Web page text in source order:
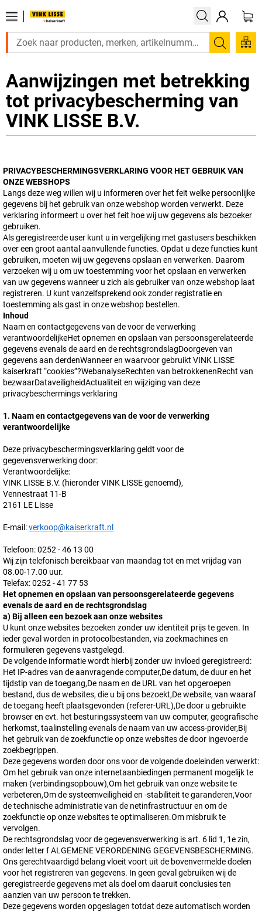
Zoeken
Aanwijzingen met betrekking
tot privacybescherming van
VINK LISSE B.V.
PRIVACYBESCHERMINGSVERKLARING VOOR HET GEBRUIK VAN
ONZE WEBSHOPS
Langs deze weg willen wij u informeren over het feit welke persoonlijke
gegevens bij het gebruik van onze webshop worden verwerkt. Deze
verklaring informeert u over het feit hoe wij uw gegevens als bezoeker
gebruiken.
Als geregistreerde user kunt u in vergelijking met gastusers beschikken
over een groot aantal aanvullende functies. Opdat u deze functies kunt
gebruiken, moeten wij uw gegevens opslaan en verwerken. Daarom
verzoeken wij u om uw toestemming voor het opslaan en verwerken
van uw gegevens wanneer u zich als gebruiker van onze webshop laat
registreren. U kunt vanzelfsprekend ook zonder registratie en
toestemming als gast in onze webshop bestellen.
Inhoud
Naam en contactgegevens van de voor de verwerking
verantwoordelijkeHet opnemen en opslaan van persoonsgerelateerde
gegevens evenals de aard en de rechtsgrondslagDoorgeven van
gegevens aan derdenWanneer en waarvoor gebruikt VINK LISSE
kaiserkraft “cookies”?WebanalyseRechten van betrokkenenRecht van
bezwaarDataveiligheidActualiteit en wijziging van deze
privacybeschermings verklaring
1. Naam en contactgegevens van de voor de verwerking
verantwoordelijke
Deze privacybeschermingsverklaring geldt voor de
gegevensverwerking door:
Verantwoordelijke:
VINK LISSE B.V. (hieronder VINK LISSE genoemd),
Vennestraat 11-B
2161 LE Lisse
E-mail:verkoop@kaiserkraft.nl
Telefoon: 0252 - 46 13 00
Wij zijn telefonisch bereikbaar van maandag tot en met vrijdag van
08.00-17.00 uur.
Telefax: 0252 - 41 77 53
Het opnemen en opslaan van persoonsgerelateerde gegevens
evenals de aard en de rechtsgrondslag
a) Bij alleen een bezoek aan onze websites
U kunt onze websites bezoeken zonder uw identiteit prijs te geven. In
ieder geval worden in protocolbestanden, via zoekmachines en
formulieren gegevens vastgelegd.
De volgende informatie wordt hierbij zonder uw invloed geregistreerd:
Het IP-adres van de aanvragende computer,De datum, de duur en het
tijdstip van de toegang,De naam en de URL van het opgeroepen
bestand, dus de websites, die u bij ons bezoekt,De website, van waaraf
de toegang heeft plaatsgevonden (referer-URL),De door u gebruikte
browser en evt. het besturingssysteem van uw computer, geografische
herkomst, taalinstelling evenals de naam van uw access-provider,Bij
het gebruik van de zoekfunctie op onze websites de door ingevoerde
zoekbegrippen.
Deze gegevens worden door ons voor de volgende doeleinden verwerkt:
Om het gebruik van onze internetaanbiedingen permanent mogelijk te
maken (verbindingsopbouw),Om het gebruik van onze website te
verbeteren,Om de systeemveiligheid en -stabiliteit te garanderen,Voor
de technische administratie van de netinfrastructuur en om de
zoekfunctie op onze websites te optimaliseren.Om misbruik te
vervolgen.
De rechtsgrondslag voor de gegevensverwerking is art. 6 lid 1, 1e zin,
onder letter f ALGEMENE VERORDENING GEGEVENSBESCHERMING.
Ons gerechtvaardigd belang vloeit voort uit de bovenvermelde doelen
voor het registreren van gegevens. In geen geval gebruiken wij de
geregistreerde gegevens met als doel om daaruit conclusies ten
aanzien van uw persoon te trekken.
Deze gegevens worden opgeslagen totdat deze automatisch worden